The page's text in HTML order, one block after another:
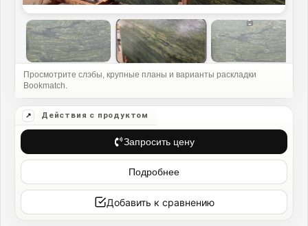
Запросить цену
Подробнее
Добавить к сравнению